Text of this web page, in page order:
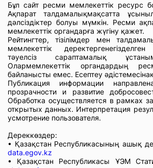
Бұл сайт ресми мемлекеттік ресурс
Ақпарат талдамалықмақсатта
дәлсіздіктер болуы мүмкін. Ресми
мемлекеттік органдарға жүгіну қажет.
Рейтингтер, тізілімдер мен
мемлекеттік
тәуелсіз сараптамалық
Олармемлекеттік органдардың
байланысты емес. Есептеу
Публикация информации
прозрачности и развитие
Обработка осуществляется в рамках
открытых данных. Интерпретация
усмотрение пользователя.
Дереккөздер:
• Қазақстан Республикасының ашық
data.egov.kz
• Қазақстан Республикасы ҰЭМ